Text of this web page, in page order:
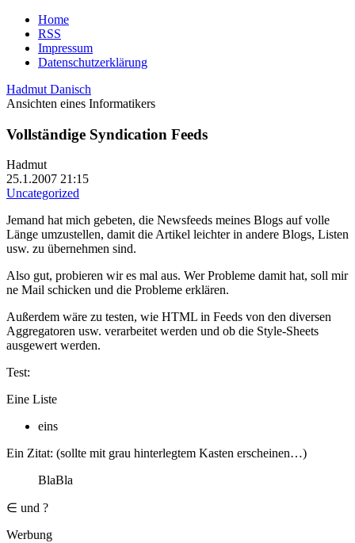
Home
RSS
Impressum
Datenschutzerklärung
Hadmut Danisch
Ansichten eines Informatikers
Vollständige Syndication Feeds
Hadmut
25.1.2007 21:15
Uncategorized
Jemand hat mich gebeten, die Newsfeeds meines Blogs auf volle
Länge umzustellen, damit die Artikel leichter in andere Blogs, Listen
usw. zu übernehmen sind.
Also gut, probieren wir es mal aus. Wer Probleme damit hat, soll mir
ne Mail schicken und die Probleme erklären.
Außerdem wäre zu testen, wie HTML in Feeds von den diversen
Aggregatoren usw. verarbeitet werden und ob die Style-Sheets
ausgewert werden.
Test:
Eine Liste
eins
Ein Zitat: (sollte mit grau hinterlegtem Kasten erscheinen…)
BlaBla
∈ und ?
Werbung